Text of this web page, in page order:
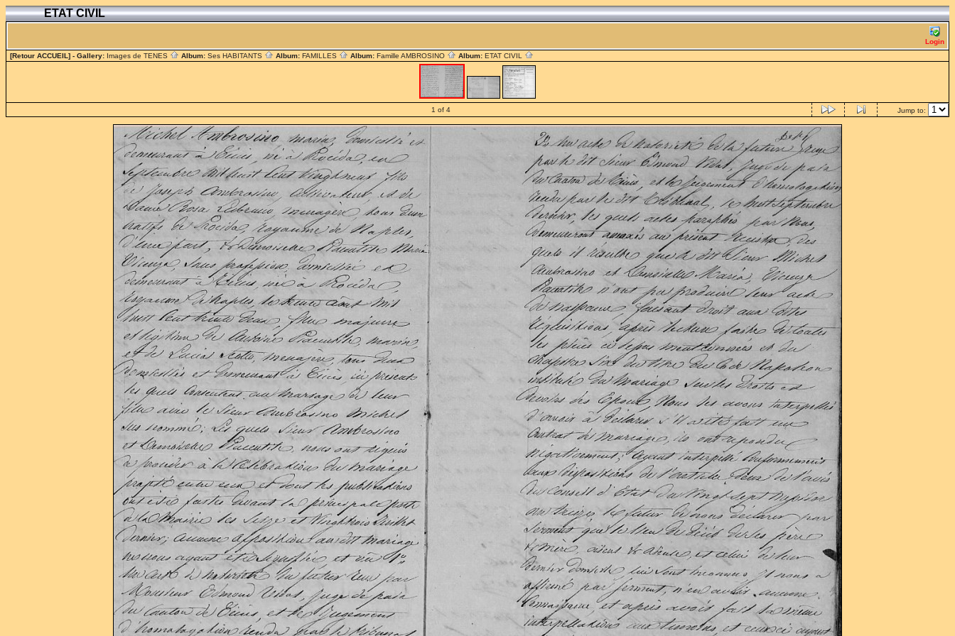
ETAT CIVIL
Login
[Retour ACCUEIL] - Gallery: Images de TENES Album: Ses HABITANTS Album: FAMILLES Album: Famille AMBROSINO Album: ETAT CIVIL
1 of 4 Jump to: